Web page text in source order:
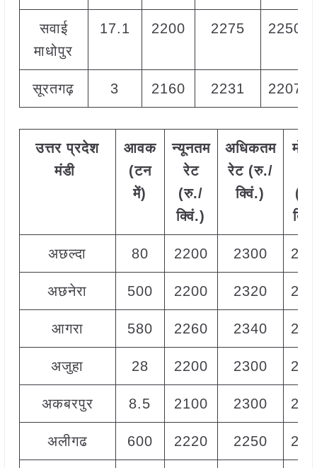
सवाई
माधोपुर
17.1 2200 2275 2250
सूरतगढ़ 3 2160 2231 2207
उत्तर प्रदेश
मंडी
आवक
(टन
में)
न्यूनतम
रेट
(रु./
क्विं.)
अधिकतम
रेट (रु./
क्विं.)
(
अछल्दा 80 2200 2300
अछनेरा 500 2200 2320
आगरा 580 2260 2340
अजुहा 28 2200 2300
अकबरपुर 8.5 2100 2300
अलीगढ 600 2220 2250